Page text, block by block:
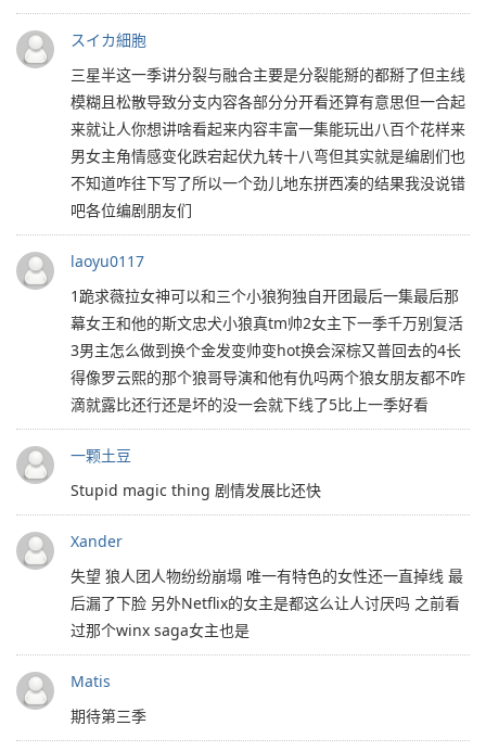
スイカ細胞
三星半这一季讲分裂与融合主要是分裂能掰的都掰了但主线
模糊且松散导致分支内容各部分分开看还算有意思但一合起
来就让人️你想讲啥看起来内容丰富一集能玩出八百个花样来
男女主角情感变化跌宕起伏九转十八弯但其实就是编剧们也
不知道咋往下写了所以一个劲儿地东拼西凑的结果我没说错
吧各位编剧朋友们
laoyu0117
1跪求薇拉女神可以和三个小狼狗独自开团最后一集最后那
幕女王和他的斯文忠犬小狼真tm帅2女主下一季千万别复活
3男主怎么做到换个金发变帅变hot换会深棕又普回去的4长
得像罗云熙的那个狼哥导演和他有仇吗两个狼女朋友都不咋
滴就露比还行还是坏的没一会就下线了5比上一季好看
一颗土豆
Stupid magic thing 剧情发展比还快
Xander
失望 狼人团人物纷纷崩塌 唯一有特色的女性还一直掉线 最
后漏了下脸 另外Netflix的女主是都这么让人讨厌吗 之前看
过那个winx saga女主也是
Matis
期待第三季